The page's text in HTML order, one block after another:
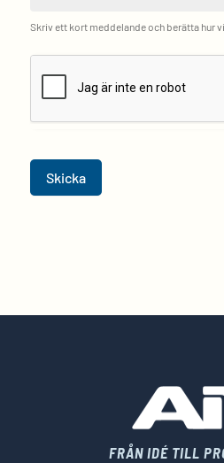
Skriv ett kort meddelande och berätta hur
Skicka
FRÅN IDÉ TILL